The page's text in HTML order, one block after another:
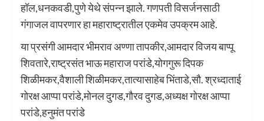
हॉल,धनकवडी,पुणे येथे संपन्न झाले. गणपती विसर्जनसाठी
गंगाजल वापरणार हा महाराष्ट्रातील एकमेव उपक्रम आहे.
या प्रसंगी आमदार भीमराव अण्णा तापकीर,आमदार विजय बाप्पू
शिवतारे,राष्ट्रसंत भाऊ महाराज परांडे,योगगुरू दिपक
शिळीमकर,वैशाली शिळीमकर,तात्यासाहेब भिंताडे,सौ. श्रध्दाताई
गोरक्ष आप्पा परांडे,मोनल दुगड,गौरव दुगड,अध्यक्ष गोरक्ष आप्पा
परांडे,हनुमंत परांडे